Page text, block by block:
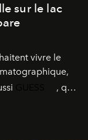
sur le lac
vivre le
, qui
les plus